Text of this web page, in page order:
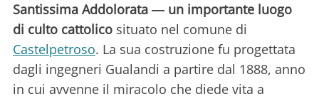
Santissima Addolorata ― un importante luogo
di culto cattolico situato nel comune di
Castelpetroso. La sua costruzione fu progettata
dagli ingegneri Gualandi a partire dal 1888, anno
in cui avvenne il miracolo che diede vita a